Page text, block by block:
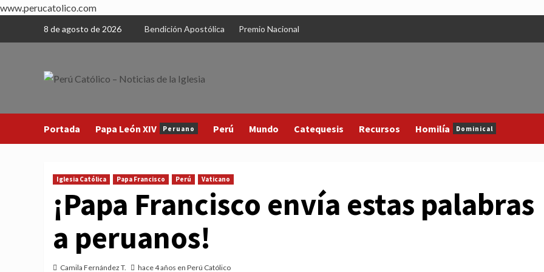
www.perucatolico.com
8 de agosto de 2026 Bendición Apostólica Premio Nacional
Portada Papa León XIV Peruano Perú Mundo Catequesis Recursos Homilía Dominical
Iglesia Católica Papa Francisco Perú Vaticano
¡Papa Francisco envía estas palabras
a peruanos!
Camila Fernández T. hace 4 años en Perú Católico